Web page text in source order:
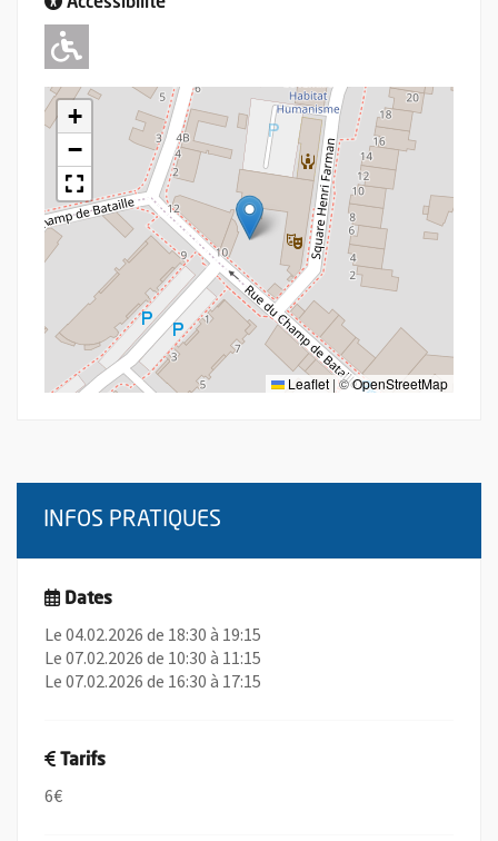
Adapté pour l'handicap Moteur
+
−
Leaflet |©OpenStreetMap
INFOS PRATIQUES
Dates
Le 04.02.2026 de 18:30 à 19:15
Le 07.02.2026 de 10:30 à 11:15
Le 07.02.2026 de 16:30 à 17:15
Tarifs
6€